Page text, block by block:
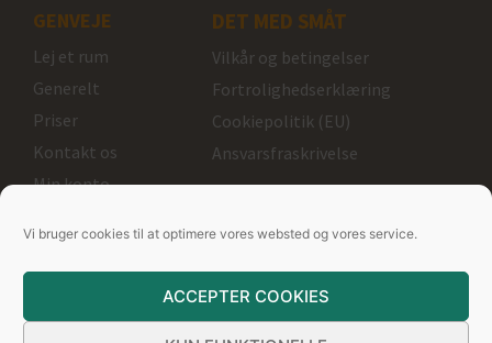
Vi bruger cookies til at optimere vores websted og vores service.
ACCEPTER COOKIES
GENVEJE
Lej et rum
Generelt
Priser
Kontakt os
Min konto
DET MED SMÅT
Vilkår og betingelser
Fortrolighedserklæring
Cookiepolitik (EU)
Ansvarsfraskrivelse
Rum kan lejes
Ole Rømers Vej 10
+45 3039 6868